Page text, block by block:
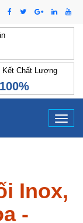
Kết Chất Lượng
100%
Inox,
-